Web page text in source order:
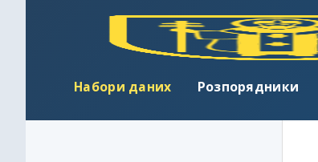
Набори даних Розпорядники